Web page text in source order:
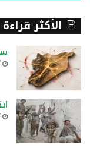
الأكثر قراءة